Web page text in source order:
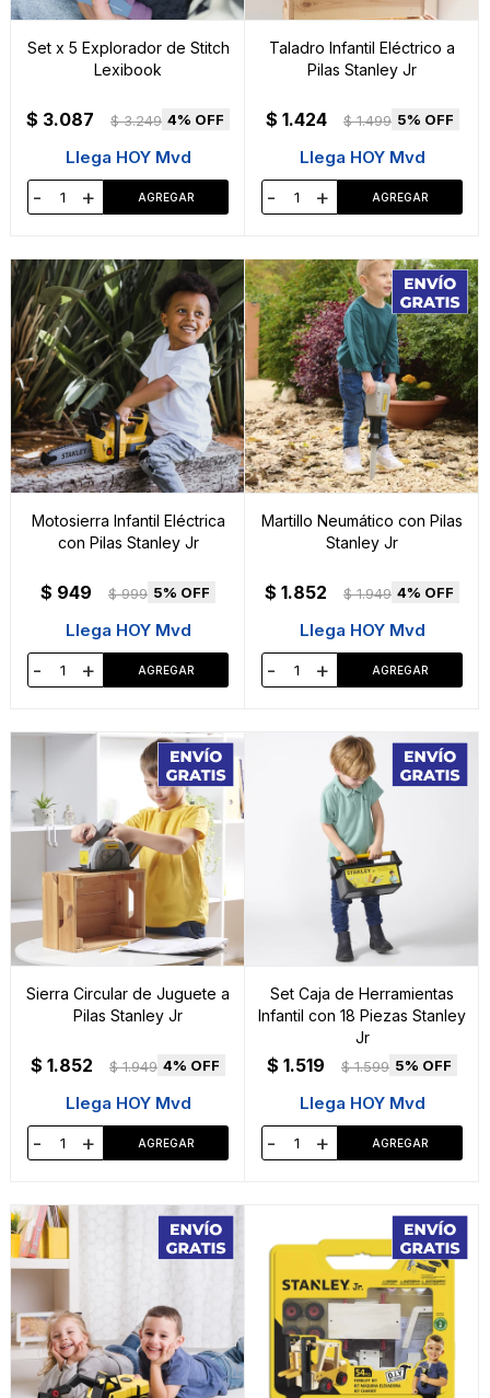
Set x 5 Explorador de Stitch
Lexibook
$ 3.087 $ 3.249 4
Llega HOY Mvd
- +
Taladro Infantil Eléctrico a
Pilas Stanley Jr
$ 1.424 $ 1.499 5
Llega HOY Mvd
- +
Motosierra Infantil Eléctrica
con Pilas Stanley Jr
$ 949 $ 999 5
Llega HOY Mvd
- +
Martillo Neumático con Pilas
Stanley Jr
$ 1.852 $ 1.949 4
Llega HOY Mvd
- +
Sierra Circular de Juguete a
Pilas Stanley Jr
$ 1.852 $ 1.949 4
Llega HOY Mvd
- +
Set Caja de Herramientas
Infantil con 18 Piezas Stanley
Jr
$ 1.519 $ 1.599 5
Llega HOY Mvd
- +